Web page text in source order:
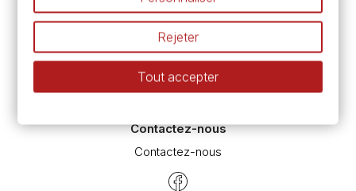
Espace conseils
L’aquarelle en tubes ou en godets ?
Le vocabulaire technique de l’aquarelle
Différence entre peinture Fine et Extra-fine
Préparer une toile pour peinture à l'huile et acrylique
Contactez-nous
Contactez-nous
Rejeter
Tout accepter